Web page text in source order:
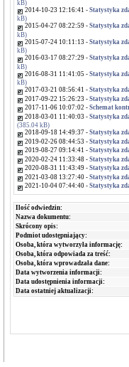
kB)
2014-10-23 12:16:41 - Statystyka
kB)
2015-04-27 08:22:59 - Statystyka
kB)
2015-07-24 10:11:13 - Statystyka
kB)
2016-03-17 08:27:29 - Statystyka
kB)
2016-08-31 11:41:05 - Statystyka
kB)
2017-03-21 08:56:41 - Statystyka
2017-09-22 15:26:23 - Statystyka
2017-11-06 10:07:02 - Schemat
2018-03-01 11:40:03 - Statystyka
(385.04 kB)
2018-09-18 14:49:37 - Statystyka
2019-02-26 08:44:53 - Statystyka
2019-08-27 09:14:41 - Statystyka
2020-02-24 11:33:48 - Statystyka
2020-08-31 11:43:49 - Statystyka
2021-03-08 13:27:40 - Statystyka
2021-10-04 07:44:40 - Statystyka
Ilość odwiedzin:
Nazwa dokumentu:
Skrócony opis:
Podmiot udostępniający:
Osoba, która wytworzyła informację:
Osoba, która odpowiada za treść:
Osoba, która wprowadzała dane:
Data wytworzenia informacji:
Data udostępnienia informacji:
Data ostatniej aktualizacji: